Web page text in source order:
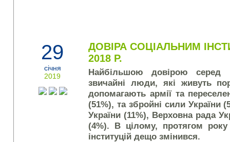
29
січня
2019
ДОВІРА СОЦІАЛЬНИМ
2018 Р.
Найбільшою довірою серед
звичайні люди, які живуть
допомагають армії та
(51%), та збройні сили
України (11%), Верховна рада
(4%). В цілому, протягом
інституцій дещо змінився.